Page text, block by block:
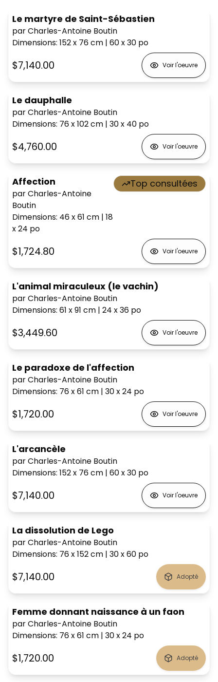
Le martyre de Saint-Sébastien
par Charles-Antoine Boutin
Dimensions: 152 x 76cm | 60 x 30 po
$7,140.00 Voir l'oeuvre
Le dauphalle
par Charles-Antoine Boutin
Dimensions: 76 x 102cm | 30 x 40 po
$4,760.00 Voir l'oeuvre
Affection
par Charles-Antoine
Boutin
Dimensions: 46 x 61 cm | 18
x 24 po
Top consultées
$1,724.80 Voir l'oeuvre
L'animal miraculeux (le vachin)
par Charles-Antoine Boutin
Dimensions: 61 x 91 cm | 24 x 36 po
$3,449.60 Voir l'oeuvre
Le paradoxe de l'affection
par Charles-Antoine Boutin
Dimensions: 76 x 61 cm | 30 x 24 po
$1,720.00 Voir l'oeuvre
L'arcancèle
par Charles-Antoine Boutin
Dimensions: 152 x 76cm | 60 x 30 po
$7,140.00 Voir l'oeuvre
La dissolution de Lego
par Charles-Antoine Boutin
Dimensions: 76 x 152cm | 30 x 60 po
$7,140.00 Adopté
Femme donnant naissance à un faon
par Charles-Antoine Boutin
Dimensions: 76 x 61 cm | 30 x 24 po
$1,720.00 Adopté